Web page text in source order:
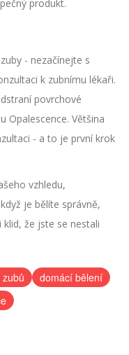
produkt.
- nezačínejte s
k zubnímu lékaři.
povrchové
Opalescence. Většina
- a to je první krok
vzhledu,
je bělíte správně,
že jste se nestali
domácí bělení